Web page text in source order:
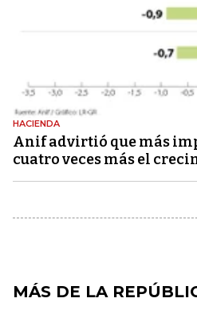
HACIENDA
Anif advirtió que más
cuatro veces más el
MÁS DE LA